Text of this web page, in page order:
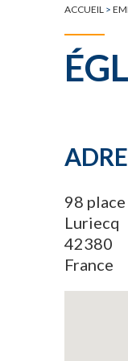
ACCUEIL >
98
Luriecq
42380
France